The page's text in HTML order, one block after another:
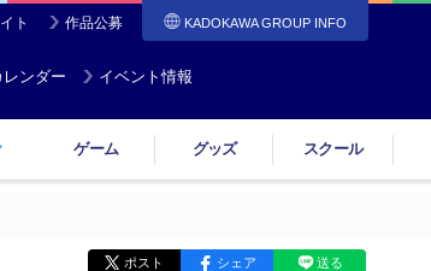
ト 作品公募 KADOKAWA GROUP INFO
レンダー イベント情報
ゲーム グッズ スクール
ポスト シェア 送る